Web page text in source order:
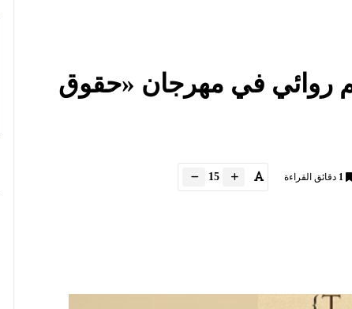
روائي في مهرجان «حقوق
1 دقائق القراءة 15